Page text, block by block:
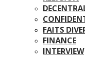
FAITS
FINANCE
INTERVIEW